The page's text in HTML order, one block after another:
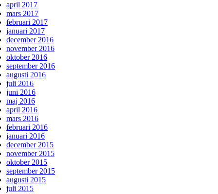
april 2017
mars 2017
februari 2017
januari 2017
december 2016
november 2016
oktober 2016
september 2016
augusti 2016
juli 2016
juni 2016
maj 2016
april 2016
mars 2016
februari 2016
januari 2016
december 2015
november 2015
oktober 2015
september 2015
augusti 2015
juli 2015